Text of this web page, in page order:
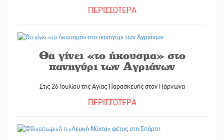
ΠΕΡΙΣΣΟΤΕΡΑ
Θα γίνει «το ήκουσμα» στο
πανηγύρι των Αγριάνων
Στις 26 Ιουλίου της Αγίας Παρασκευής στον Πάρνωνα
ΠΕΡΙΣΣΟΤΕΡΑ